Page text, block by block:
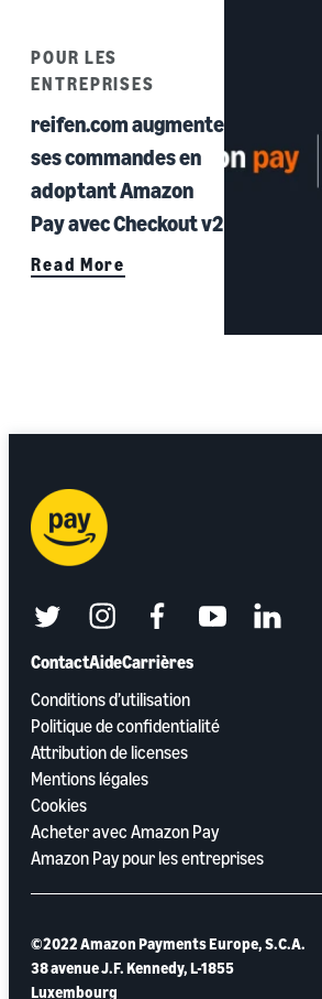
POUR LES
ENTREPRISES
reifen.com augmente
ses commandes en
adoptant Amazon
Pay avec Checkout v2
Read More
ContactAideCarrières
Conditions d’utilisation
Politique de confidentialité
Attribution de licenses
Mentions légales
Cookies
Acheter avec Amazon Pay
Amazon Pay pour les entreprises
twitterinstagramfacebookyoutubelinkedin
©2022 Amazon Payments Europe, S.C.A.
38 avenue J.F. Kennedy, L-1855
Luxembourg